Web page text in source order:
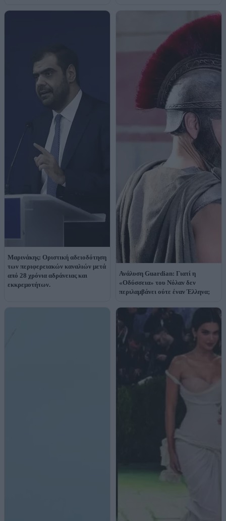
Μαρινάκης: Οριστική αδειοδότηση
των περιφερειακών καναλιών μετά
από 28 χρόνια αδράνειας και
εκκρεμοτήτων.
Ανάλυση Guardian: Γιατί η
«Οδύσσεια» του Νόλαν δεν
περιλαμβάνει ούτε έναν Έλληνα;